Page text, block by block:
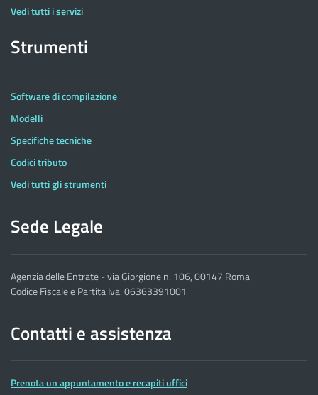
Vedi tutti i servizi
Strumenti
Software di compilazione
Modelli
Specifiche tecniche
Codici tributo
Vedi tutti gli strumenti
Sede Legale
Agenzia delle Entrate - via Giorgione n. 106, 00147 Roma
Codice Fiscale e Partita Iva: 06363391001
Contatti e assistenza
Prenota un appuntamento e recapiti uffici